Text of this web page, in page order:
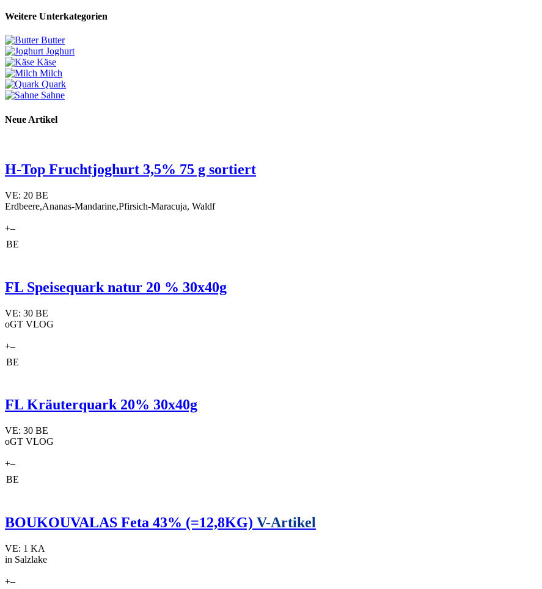
Weitere Unterkategorien
Butter
Joghurt
Käse
Milch
Quark
Sahne
Neue Artikel
H-Top Fruchtjoghurt 3,5% 75 g sortiert
VE: 20 BE
Erdbeere,Ananas-Mandarine,Pfirsich-Maracuja, Waldf
+–
BE
FL Speisequark natur 20 % 30x40g
VE: 30 BE
oGT VLOG
+–
BE
FL Kräuterquark 20% 30x40g
VE: 30 BE
oGT VLOG
+–
BE
BOUKOUVALAS Feta 43% (=12,8KG) V-Artikel
VE: 1 KA
in Salzlake
+–